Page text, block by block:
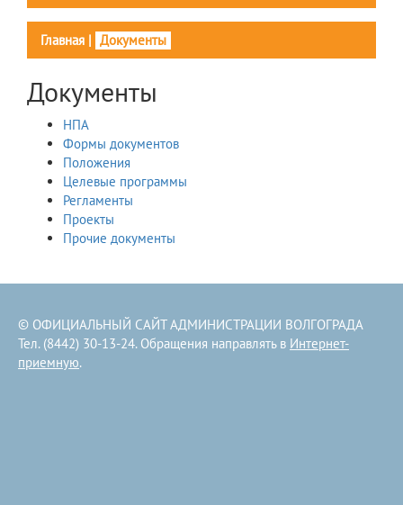
Главная | Документы
Документы
НПА
Формы документов
Положения
Целевые программы
Регламенты
Проекты
Прочие документы
© ОФИЦИАЛЬНЫЙ САЙТ АДМИНИСТРАЦИИ ВОЛГОГРАДА
Тел. (8442) 30-13-24. Обращения направлять в Интернет-
приемную.